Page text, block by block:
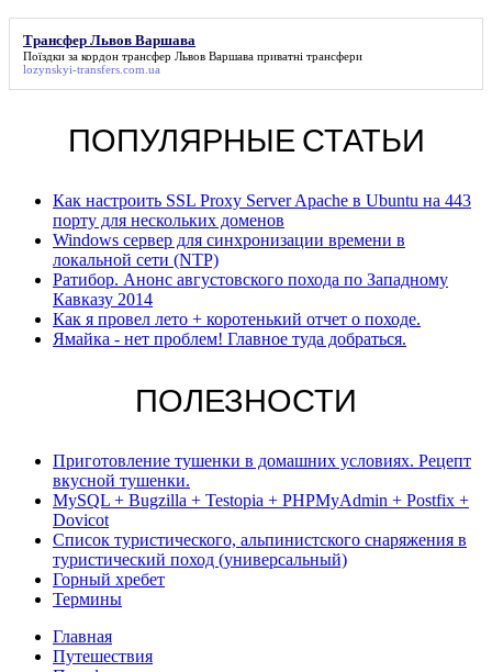
Трансфер Львов Варшава
Поїздки за кордон трансфер Львов Варшава приватні трансфери
lozynskyi-transfers.com.ua
ПОПУЛЯРНЫЕ СТАТЬИ
Как настроить SSL Proxy Server Apache в Ubuntu на 443
порту для нескольких доменов
Windows cервер для синхронизации времени в
локальной сети (NTP)
Ратибор. Анонс августовского похода по Западному
Кавказу 2014
Как я провел лето + коротенький отчет о походе.
Ямайка - нет проблем! Главное туда добраться.
ПОЛЕЗНОСТИ
Приготовление тушенки в домашних условиях. Рецепт
вкусной тушенки.
MySQL + Bugzilla + Testopia + PHPMyAdmin + Postfix +
Dovicot
Список туристического, альпинистского снаряжения в
туристический поход (универсальный)
Горный хребет
Термины
Главная
Путешествия